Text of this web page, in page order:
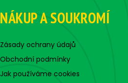
NÁKUP A SOUKROMÍ
Zásady ochrany údajů
Obchodní podmínky
Jak používáme cookies